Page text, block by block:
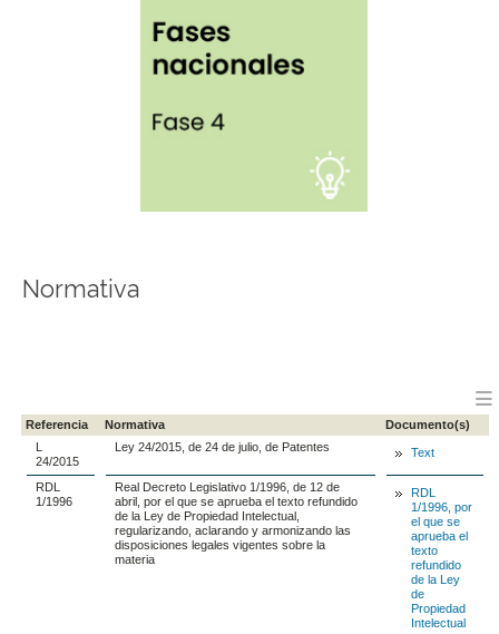
Normativa
Referencia Normativa
Documento(s)
L
24/2015
Ley 24/2015, de 24 de julio, de Patentes Text
RDL
1/1996
Real Decreto Legislativo 1/1996, de 12 de
abril, por el que se aprueba el texto refundido
de la Ley de Propiedad Intelectual,
regularizando, aclarando y armonizando las
disposiciones legales vigentes sobre la
materia
RDL
1/1996, por
el que se
aprueba el
texto
refundido
de la Ley
de
Propiedad
Intelectual